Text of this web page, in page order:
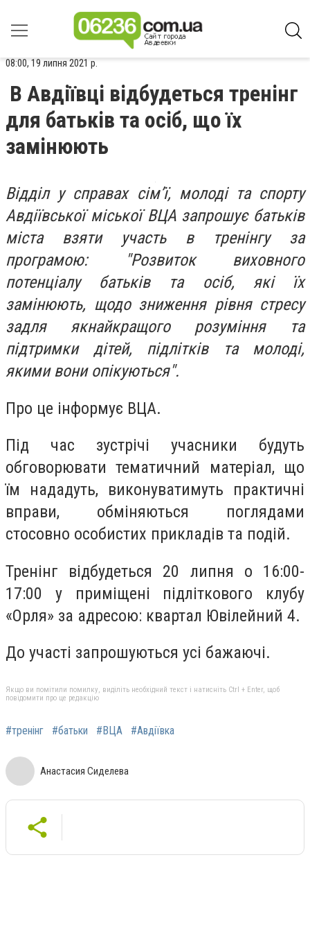
08:00, 19 липня 2021 р.
В Авдіївці відбудеться тренінг
для батьків та осіб, що їх
замінюють
Відділ у справах сім’ї, молоді та спорту
Авдіївської міської ВЦА запрошує батьків
міста взяти участь в тренінгу за
програмою: "Розвиток виховного
потенціалу батьків та осіб, які їх
замінюють, щодо зниження рівня стресу
задля якнайкращого розуміння та
підтримки дітей, підлітків та молоді,
якими вони опікуються".
Про це інформує ВЦА.
Під час зустрічі учасники будуть
обговорювати тематичний матеріал, що
їм нададуть, виконуватимуть практичні
вправи, обміняються поглядами
стосовно особистих прикладів та подій.
Тренінг відбудеться 20 липня о 16:00-
17:00 у приміщені підліткового клубу
«Орля» за адресою: квартал Ювілейний 4.
До участі запрошуються усі бажаючі.
Якщо ви помітили помилку, виділіть необхідний текст і натисніть Ctrl + Enter, щоб
повідомити про це редакцію
#тренінг #батьки #ВЦА #Авдіївка
Анастасия Сиделева